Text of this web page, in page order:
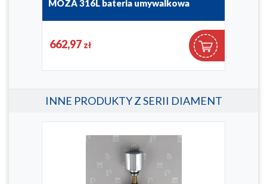
MOZA 316L bateria umywalkowa
662,97 zł
INNE PRODUKTY Z SERII DIAMENT